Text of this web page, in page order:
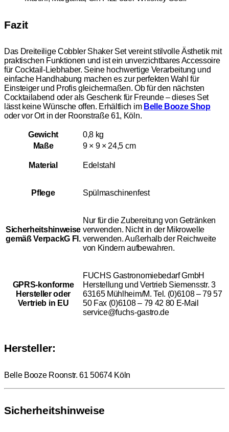
Fazit
Das Dreiteilige Cobbler Shaker Set vereint stilvolle Ästhetik mit
praktischen Funktionen und ist ein unverzichtbares Accessoire
für Cocktail-Liebhaber. Seine hochwertige Verarbeitung und
einfache Handhabung machen es zur perfekten Wahl für
Einsteiger und Profis gleichermaßen. Ob für den nächsten
Cocktailabend oder als Geschenk für Freunde – dieses Set
lässt keine Wünsche offen. Erhältlich im Belle Booze Shop
oder vor Ort in der Roonstraße 61, Köln.
Gewicht
0,8 kg
Maße
9 × 9 × 24,5 cm
Material Edelstahl
Pflege Spülmaschinenfest
Sicherheitshinweise
gemäß VerpackG Fl.
Nur für die Zubereitung von Getränken
verwenden. Nicht in der Mikrowelle
verwenden. Außerhalb der Reichweite
von Kindern aufbewahren.
GPRS-konforme
Hersteller oder
Vertrieb in EU
FUCHS Gastronomiebedarf GmbH
Herstellung und Vertrieb Siemensstr. 3
63165 Mühlheim/M. Tel. (0)6108 – 79 57
50 Fax (0)6108 – 79 42 80 E-Mail
service@fuchs-gastro.de
Hersteller:
Belle Booze Roonstr. 61 50674 Köln
Sicherheitshinweise